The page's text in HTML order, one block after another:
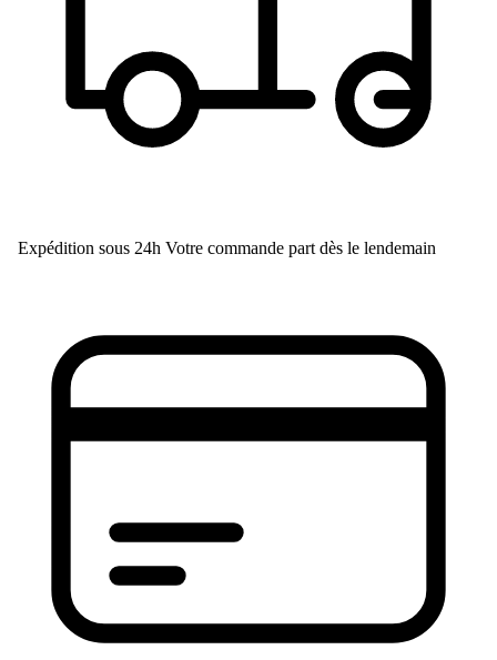
Expédition sous 24h Votre commande part dès le lendemain